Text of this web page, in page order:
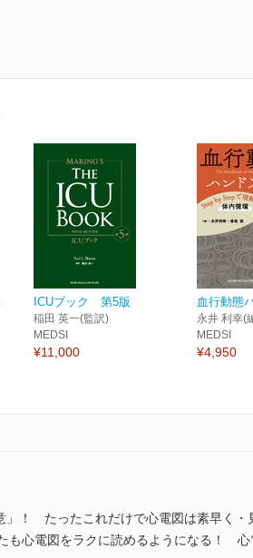
ICUブック 第5版
稲田 英一(監訳)
MEDSI
¥11,000
血行動態
永井 利幸(
MEDSI
¥4,950
」！ たったこれだけで心電図は素早く・
心電図をラクに読めるようになる！ 心